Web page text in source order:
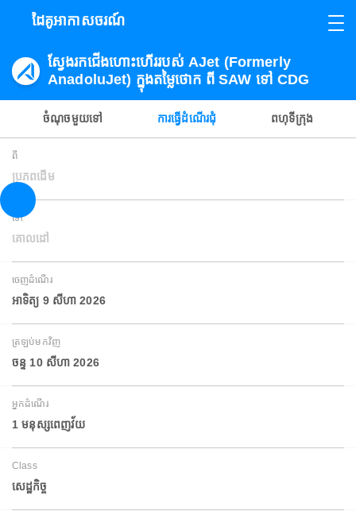
ដៃគូអាកាសចរណ៍
ស្វែងរកជើងហោះហើររបស់ AJet (Formerly
AnadoluJet) ក្នុងតម្លៃថោក ពី SAW ទៅ CDG
ចំណុចមួយទៅ ការធ្វើដំណើរជុំ ពហុទីក្រុង
ពី
ប្រភពដើម
ទៅ
គោលដៅ
ចេញដំណើរ
អាទិត្យ 9 សីហា 2026
ត្រឡប់មកវិញ
ចន្ទ 10 សីហា 2026
អ្នកដំណើរ
1 មនុស្សពេញវ័យ
Class
សេដ្ឋកិច្ច